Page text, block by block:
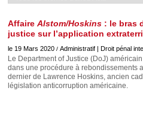
Affaire Alstom/Hoskins : le bras
justice sur l’application
le 19 Mars 2020 / Administratif | Droit pénal
Le Department of Justice (DoJ)
dans une procédure à rebondissements
dernier de Lawrence Hoskins, ancien
législation anticorruption américaine.